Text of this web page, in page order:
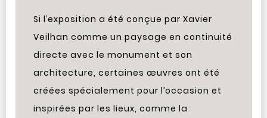
Si l’exposition a été conçue par Xavier
Veilhan comme un paysage en continuité
directe avec le monument et son
architecture, certaines œuvres ont été
créées spécialement pour l’occasion et
inspirées par les lieux, comme la